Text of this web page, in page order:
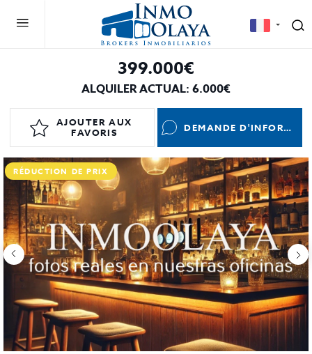
399.000€
ALQUILER ACTUAL: 6.000€
AJOUTER AUX
FAVORIS
DEMANDE D'INFORMATIONS
RÉDUCTION DE PRIX